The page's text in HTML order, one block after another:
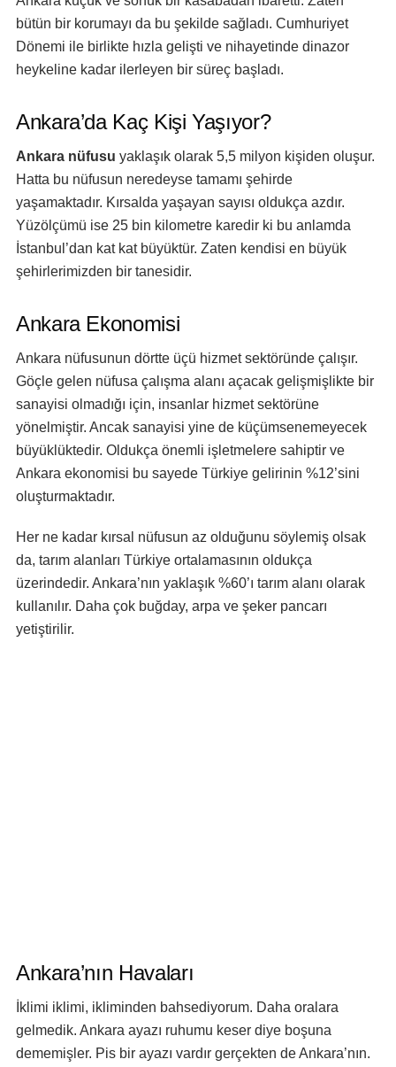
bütün bir korumayı da bu şekilde sağladı. Cumhuriyet
Dönemi ile birlikte hızla gelişti ve nihayetinde dinazor
heykeline kadar ilerleyen bir süreç başladı.
Ankara’da Kaç Kişi Yaşıyor?
Ankara nüfusu yaklaşık olarak 5,5 milyon kişiden oluşur.
Hatta bu nüfusun neredeyse tamamı şehirde
yaşamaktadır. Kırsalda yaşayan sayısı oldukça azdır.
Yüzölçümü ise 25 bin kilometre karedir ki bu anlamda
İstanbul’dan kat kat büyüktür. Zaten kendisi en büyük
şehirlerimizden bir tanesidir.
Ankara Ekonomisi
Ankara nüfusunun dörtte üçü hizmet sektöründe çalışır.
Göçle gelen nüfusa çalışma alanı açacak gelişmişlikte bir
sanayisi olmadığı için, insanlar hizmet sektörüne
yönelmiştir. Ancak sanayisi yine de küçümsenemeyecek
büyüklüktedir. Oldukça önemli işletmelere sahiptir ve
Ankara ekonomisi bu sayede Türkiye gelirinin %12’sini
oluşturmaktadır.
Her ne kadar kırsal nüfusun az olduğunu söylemiş olsak
da, tarım alanları Türkiye ortalamasının oldukça
üzerindedir. Ankara’nın yaklaşık %60’ı tarım alanı olarak
kullanılır. Daha çok buğday, arpa ve şeker pancarı
yetiştirilir.
Ankara’nın Havaları
İklimi iklimi, ikliminden bahsediyorum. Daha oralara
gelmedik. Ankara ayazı ruhumu keser diye boşuna
dememişler. Pis bir ayazı vardır gerçekten de Ankara’nın.